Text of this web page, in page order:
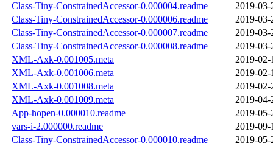
Class-Tiny-ConstrainedAccessor-0.000004.readme
2019-03-
Class-Tiny-ConstrainedAccessor-0.000006.readme
2019-03-
Class-Tiny-ConstrainedAccessor-0.000007.readme
2019-03-
Class-Tiny-ConstrainedAccessor-0.000008.readme
2019-03-
XML-Axk-0.001005.meta
2019-02-
XML-Axk-0.001006.meta
2019-02-
XML-Axk-0.001008.meta
2019-02-
XML-Axk-0.001009.meta
2019-04-
App-hopen-0.000010.readme
2019-05-
vars-i-2.000000.readme
2019-09-
Class-Tiny-ConstrainedAccessor-0.000010.readme
2019-05-